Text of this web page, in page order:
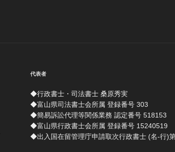
代表者
◆行政書士・司法書士 桑原秀実
◆富山県司法書士会所属 登録番号 303
◆簡易訴訟代理等関係業務 認定番号 518153
◆富山県行政書士会所属 登録番号 15240519
◆出入国在留管理庁申請取次行政書士 (名-行)